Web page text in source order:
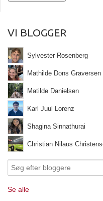
VI BLOGGER
Sylvester Rosenberg
Mathilde Dons Graversen
Matilde Danielsen
Karl Juul Lorenz
Shagina Sinnathurai
Christian Nilaus
Se alle